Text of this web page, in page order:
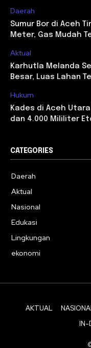
Daerah
Sumur Bor di Aceh
Meter, Gas Mudah
Aktual
Karhutla Melanda
Besar, Luas Lahan
Hukum
Kades di Aceh
dan 4.000 Mililiter
CATEGORIES
Daerah
Aktual
Nasional
Edukasi
Lingkungan
ekonomi
AKTUAL
IN-